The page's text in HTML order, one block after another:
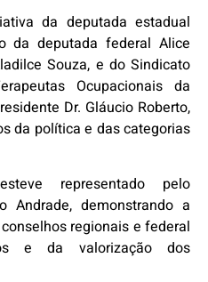
da deputada estadual
da deputada federal Alice
Souza, e do Sindicato
Ocupacionais da
Dr. Gláucio Roberto,
da política e das categorias
representado pelo
Andrade, demonstrando a
regionais e federal
e da valorização dos